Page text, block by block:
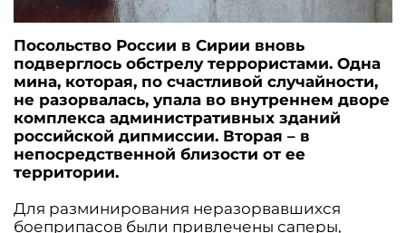
Посольство России в Сирии вновь
подверглось обстрелу террористами. Одна
мина, которая, по счастливой случайности,
не разорвалась, упала во внутреннем дворе
комплекса административных зданий
российской дипмиссии. Вторая – в
непосредственной близости от ее
территории.
Для разминирования неразорвавшихся
боеприпасов были привлечены саперы,